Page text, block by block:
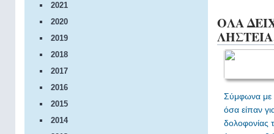
2021
2020
2019
2018
2017
2016
2015
2014
ΟΛΑ
Σύμφωνα με
όσα είπαν
δολοφονίας